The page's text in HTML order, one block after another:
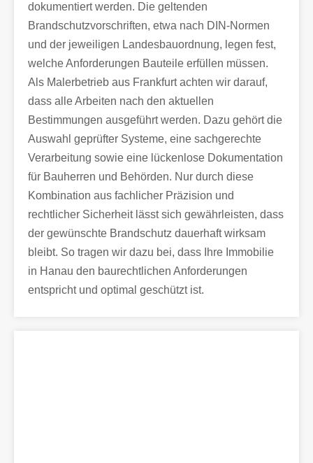
dokumentiert werden. Die geltenden
Brandschutzvorschriften, etwa nach DIN-Normen
und der jeweiligen Landesbauordnung, legen fest,
welche Anforderungen Bauteile erfüllen müssen.
Als Malerbetrieb aus Frankfurt achten wir darauf,
dass alle Arbeiten nach den aktuellen
Bestimmungen ausgeführt werden. Dazu gehört die
Auswahl geprüfter Systeme, eine sachgerechte
Verarbeitung sowie eine lückenlose Dokumentation
für Bauherren und Behörden. Nur durch diese
Kombination aus fachlicher Präzision und
rechtlicher Sicherheit lässt sich gewährleisten, dass
der gewünschte Brandschutz dauerhaft wirksam
bleibt. So tragen wir dazu bei, dass Ihre Immobilie
in Hanau den baurechtlichen Anforderungen
entspricht und optimal geschützt ist.